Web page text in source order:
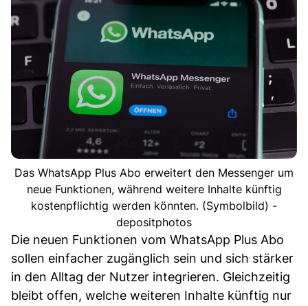
Das WhatsApp Plus Abo erweitert den Messenger um
neue Funktionen, während weitere Inhalte künftig
kostenpflichtig werden könnten. (Symbolbild) -
depositphotos
Die neuen Funktionen vom WhatsApp Plus Abo
sollen einfacher zugänglich sein und sich stärker
in den Alltag der Nutzer integrieren. Gleichzeitig
bleibt offen, welche weiteren Inhalte künftig nur